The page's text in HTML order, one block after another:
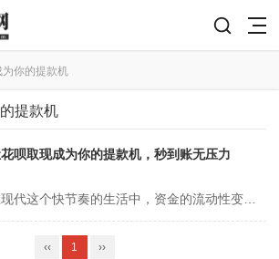
你的提款机
提款机
呗取现成为你的提款机，秒到账无压力
‹‹ 1 ››